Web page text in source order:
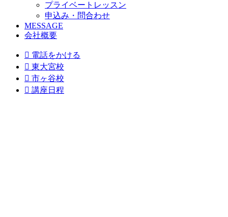
プライベートレッスン
申込み・問合わせ
MESSAGE
会社概要
 電話をかける
 東大宮校
 市ヶ谷校
 講座日程